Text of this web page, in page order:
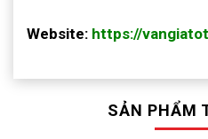
Website: https://
SẢN PHẨM